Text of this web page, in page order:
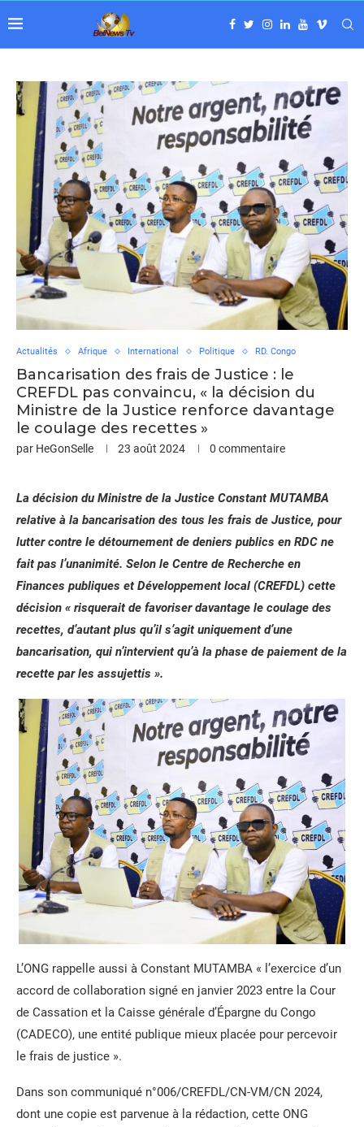
Actualités Afrique International Politique RD. Congo
Bancarisation des frais de Justice : le
CREFDL pas convaincu, « la décision du
Ministre de la Justice renforce davantage
le coulage des recettes »
par HeGonSelle 23 août 2024 0 commentaire
La décision du Ministre de la Justice Constant MUTAMBA
relative à la bancarisation des tous les frais de Justice, pour
lutter contre le détournement de deniers publics en RDC ne
fait pas l’unanimité. Selon le Centre de Recherche en
Finances publiques et Développement local (CREFDL) cette
décision « risquerait de favoriser davantage le coulage des
recettes, d’autant plus qu’il s’agit uniquement d’une
bancarisation, qui n’intervient qu’à la phase de paiement de la
recette par les assujettis ».
L’ONG rappelle aussi à Constant MUTAMBA « l’exercice d’un
accord de collaboration signé en janvier 2023 entre la Cour
de Cassation et la Caisse générale d’Épargne du Congo
(CADECO), une entité publique mieux placée pour percevoir
le frais de justice ».
Dans son communiqué n°006/CREFDL/CN-VM/CN 2024,
dont une copie est parvenue à la rédaction, cette ONG